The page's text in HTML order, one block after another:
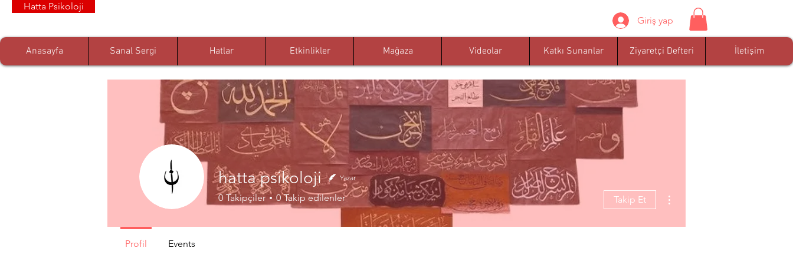
Hatta Psikoloji
Giriş yap
Anasayfa Sanal Sergi Hatlar Etkinlikler Mağaza Videolar Katkı Sunanlar Ziyaretçi Defteri İletişim
hatta psikoloji Yazar
0 Takipçiler 0 Takip edilenler Takip Et
Profil Events